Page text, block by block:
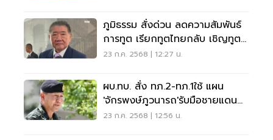
ภูมิธรรม สั่งด่วน ลดความสัมพันธ์
การทูต เรียกทูตไทยกลับ เชิญทูต
กัมพูชากลับ
23 ก.ค. 2568 | 12:27 น.
ผบ.ทบ. สั่ง ทภ.2-ทภ.1ใช้ แผน
'จักรพงษ์ภูวนารถ'รับมือชายแดน
ไทย-กัมพูชา จากเหตุลอบวางระเบิด
23 ก.ค. 2568 | 12:56 น.